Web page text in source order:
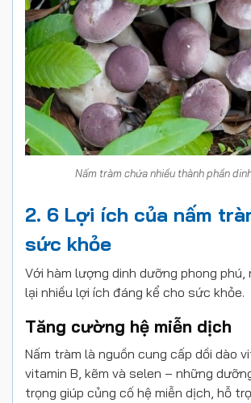
Nấm tràm chứa nhiều thành phần
2. 6 Lợi ích của nấm
sức khỏe
Với hàm lượng dinh dưỡng phong phú,
lại nhiều lợi ích đáng kể cho sức khỏe.
Tăng cường hệ miễn dịch
Nấm tràm là nguồn cung cấp dồi dào
vitamin B, kẽm và selen – những
trọng giúp củng cố hệ miễn dịch, hỗ